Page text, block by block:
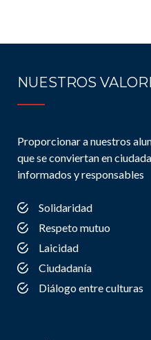
NUESTROS
Proporcionar a nuestros
que se conviertan en
informados y responsables
Solidaridad
Respeto mutuo
Laicidad
Ciudadanía
Diálogo entre culturas